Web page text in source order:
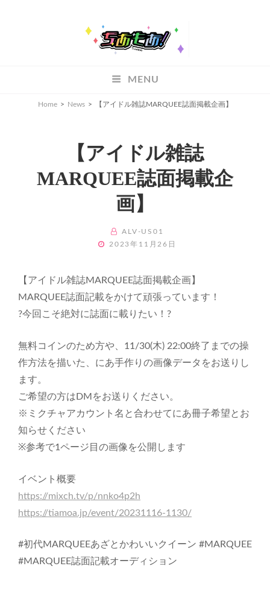
MENU
Home > News > 【アイドル雑誌MARQUEE誌面掲載企画】
【アイドル雑誌
MARQUEE誌面掲載企
画】
BY
ALV-US01
POSTED
2023年11月26日
【アイドル雑誌MARQUEE誌面掲載企画】
MARQUEE誌面記載をかけて頑張っています！
?今回こそ絶対に誌面に載りたい！?
無料コインのため方や、11/30(木) 22:00終了までの操
作方法を描いた、にあ手作りの画像データをお送りし
ます。
ご希望の方はDMをお送りください。
※ミクチャアカウント名と合わせてにあ冊子希望とお
知らせください
※参考で1ページ目の画像を公開します
イベント概要
https://mixch.tv/p/nnko4p2h
https://tiamoa.jp/event/20231116-1130/
#初代MARQUEEあざとかわいいクイーン #MARQUEE
#MARQUEE誌面記載オーディション